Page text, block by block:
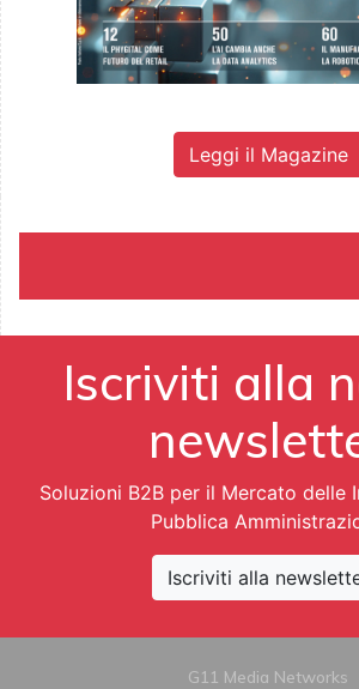
Leggi il Magazine
Iscriviti alla
Soluzioni B2B per il Mercato delle
Pubblica
Iscriviti alla
G11 Media Networks